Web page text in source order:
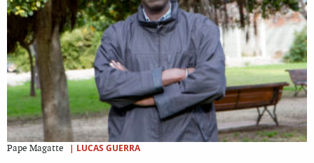
Pape Magatte | LUCAS GUERRA